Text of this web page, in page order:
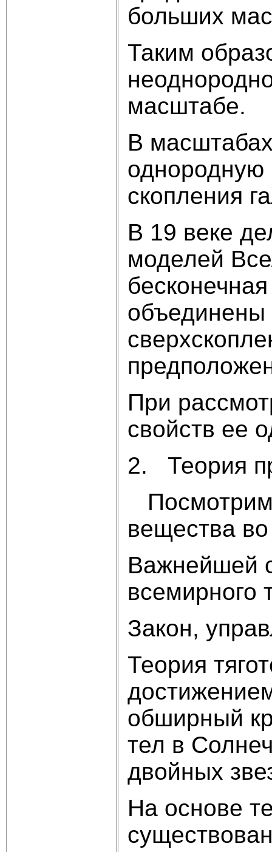
больших
Таким
масштабе.
В
однородную
скопления
В 19 веке
моделей
объединены
При
свойств ее
2. Теория
вещества
Важнейшей
всемирного
Закон,
Теория
обширный
тел в
двойных
На основе